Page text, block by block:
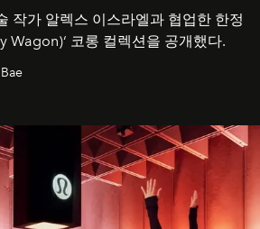
작가 알렉스 이스라엘과 협업한 한정
Wagon)‘ 코롱 컬렉션을 공개했다.